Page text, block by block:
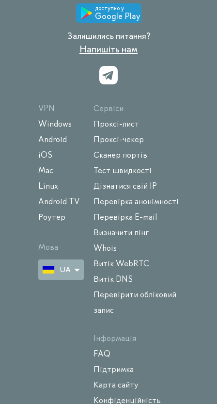
доступно у
Google Play
Залишились питання?
Напишіть нам
VPN
Windows
Android
iOS
Mac
Linux
Android TV
Роутер
Мова
UA
Сервіси
Проксі-лист
Проксі-чекер
Сканер портів
Тест швидкості
Дізнатися свій IP
Перевірка анонімності
Перевірка E-mail
Визначити пінг
Whois
Витік WebRTC
Витік DNS
Перевірити обліковий
запис
Інформація
FAQ
Підтримка
Карта сайту
Конфіденційність